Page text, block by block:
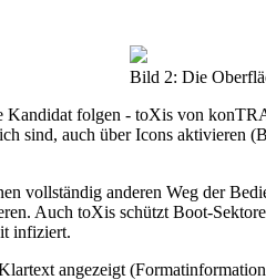
Bild 2: Die
folgen - toXis von
sind, auch über Icons
vollständig anderen Weg der
Auch toXis schützt Boot-
infiziert.
angezeigt